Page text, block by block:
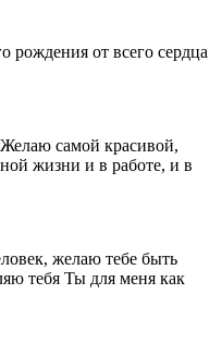
рождения от всего сердца
самой красивой,
жизни и в работе, и в
желаю тебе быть
тебя Ты для меня как